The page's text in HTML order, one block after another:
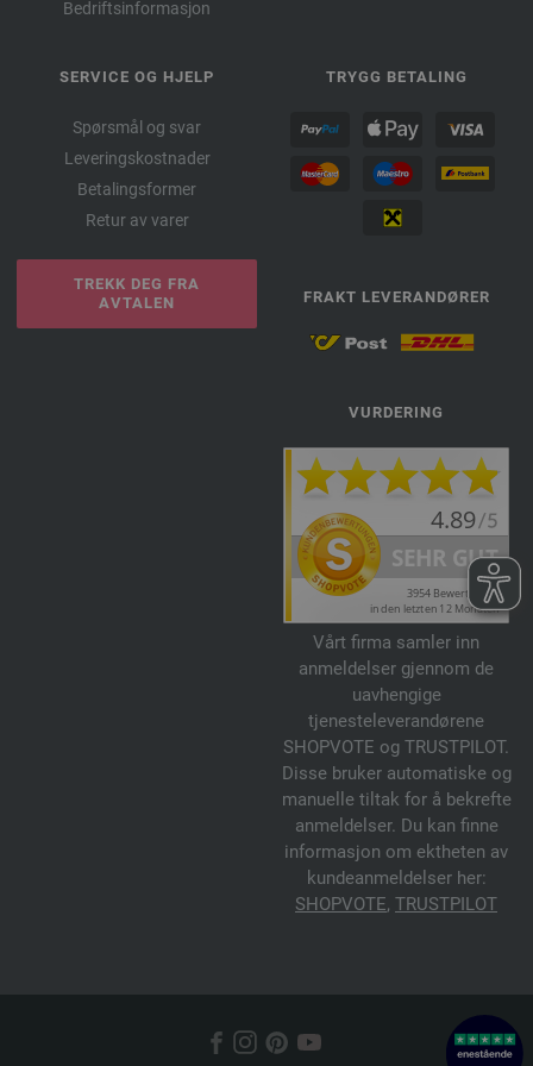
Bedriftsinformasjon
SERVICE OG HJELP
Spørsmål og svar
Leveringskostnader
Betalingsformer
Retur av varer
TREKK DEG FRA
AVTALEN
TRYGG BETALING
FRAKT LEVERANDØRER
VURDERING
Vårt firma samler inn
anmeldelser gjennom de
uavhengige
tjenesteleverandørene
SHOPVOTE og TRUSTPILOT.
Disse bruker automatiske og
manuelle tiltak for å bekrefte
anmeldelser. Du kan finne
informasjon om ektheten av
kundeanmeldelser her:
SHOPVOTE, TRUSTPILOT